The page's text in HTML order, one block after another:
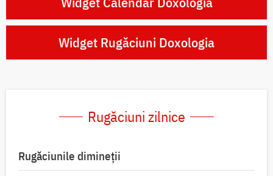
Widget Rugăciuni Doxologia
Rugăciuni zilnice
Rugăciunile dimineții